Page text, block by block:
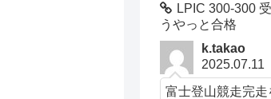
LPIC 300-300
うやっと合格
k.takao
2025.07.11
富士登山競走完